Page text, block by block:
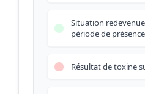
Situation
période de
Résultat de toxine